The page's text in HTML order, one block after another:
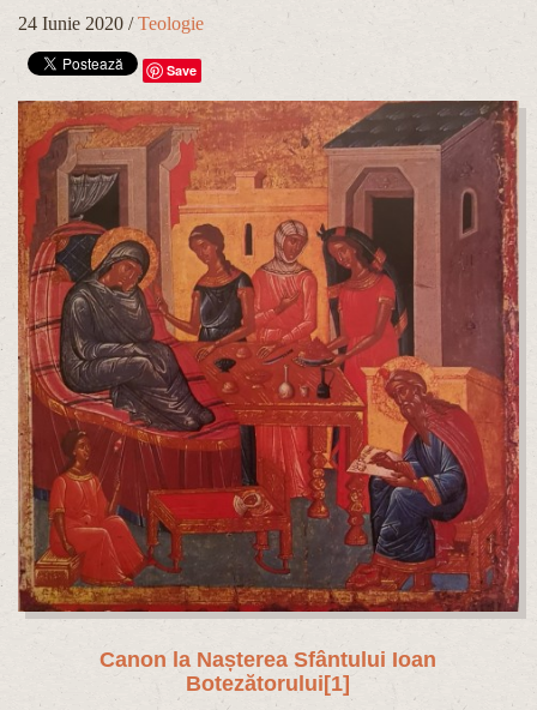
24 Iunie 2020 /Teologie
Save
Canon la Nașterea Sfântului Ioan
Botezătorului[1]